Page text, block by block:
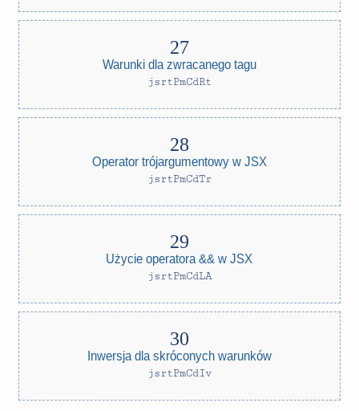
Warunki dla zwracanego tagu
jsrtPmCdRt
Operator trójargumentowy w JSX
jsrtPmCdTr
Użycie operatora && w JSX
jsrtPmCdLA
Inwersja dla skróconych warunków
jsrtPmCdIv